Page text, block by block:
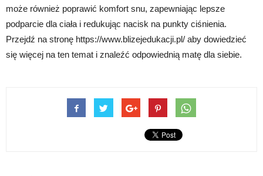
może również poprawić komfort snu, zapewniając lepsze
podparcie dla ciała i redukując nacisk na punkty ciśnienia.
Przejdź na stronę https://www.blizejedukacji.pl/ aby dowiedzieć
się więcej na ten temat i znaleźć odpowiednią matę dla siebie.